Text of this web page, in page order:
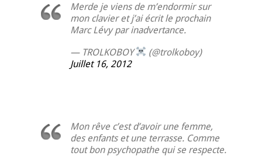
Merde je viens de m’endormir sur
mon clavier et j’ai écrit le prochain
Marc Lévy par inadvertance.
— TROLKOBOY
(@trolkoboy)
Juillet 16, 2012
Mon rêve c’est d’avoir une femme,
des enfants et une terrasse. Comme
tout bon psychopathe qui se respecte.